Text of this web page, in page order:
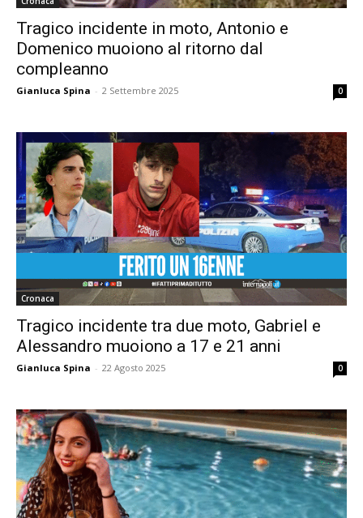
Tragico incidente in moto, Antonio e
Domenico muoiono al ritorno dal
compleanno
Gianluca Spina - 2 Settembre 2025 0
Cronaca
Tragico incidente tra due moto, Gabriel e
Alessandro muoiono a 17 e 21 anni
Gianluca Spina - 22 Agosto 2025 0